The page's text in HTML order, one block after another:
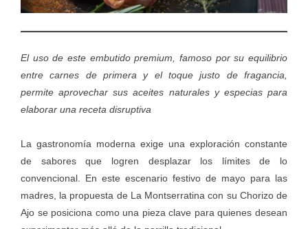
El uso de este embutido premium, famoso por su equilibrio
entre carnes de primera y el toque justo de fragancia,
permite aprovechar sus aceites naturales y especias para
elaborar una receta disruptiva
La gastronomía moderna exige una exploración constante
de sabores que logren desplazar los límites de lo
convencional. En este escenario festivo de mayo para las
madres, la propuesta de La Montserratina con su Chorizo de
Ajo se posiciona como una pieza clave para quienes desean